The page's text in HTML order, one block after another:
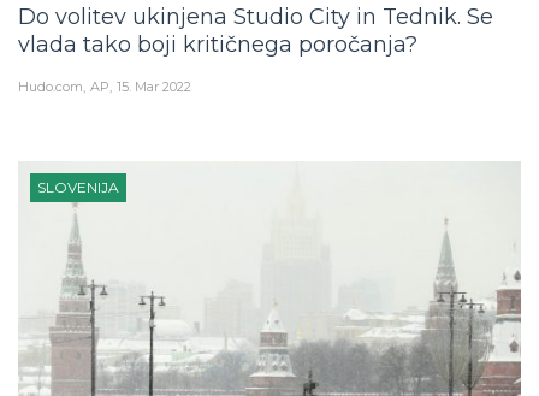
Do volitev ukinjena Studio City in Tednik. Se
vlada tako boji kritičnega poročanja?
Hudo.com AP 15. Mar 2022
SLOVENIJA